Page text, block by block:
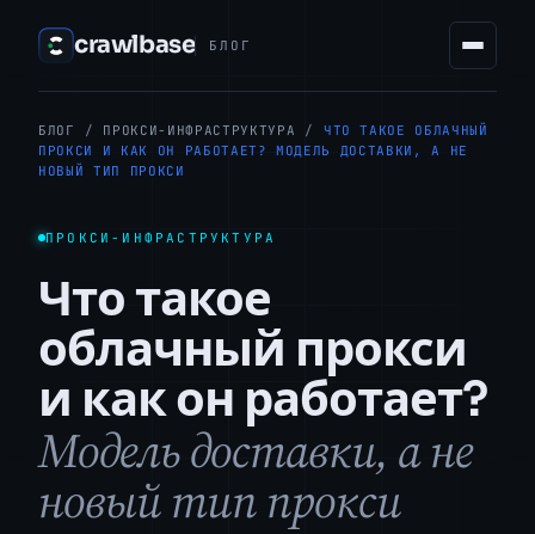
crawlbase БЛОГ
БЛОГ / ПРОКСИ-ИНФРАСТРУКТУРА /
ЧТО ТАКОЕ ОБЛАЧНЫЙ
ПРОКСИ И КАК ОН РАБОТАЕТ? МОДЕЛЬ ДОСТАВКИ, А НЕ
НОВЫЙ ТИП ПРОКСИ
ПРОКСИ-ИНФРАСТРУКТУРА
Что такое
облачный прокси
и как он работает?
Модель доставки, а не
новый тип прокси